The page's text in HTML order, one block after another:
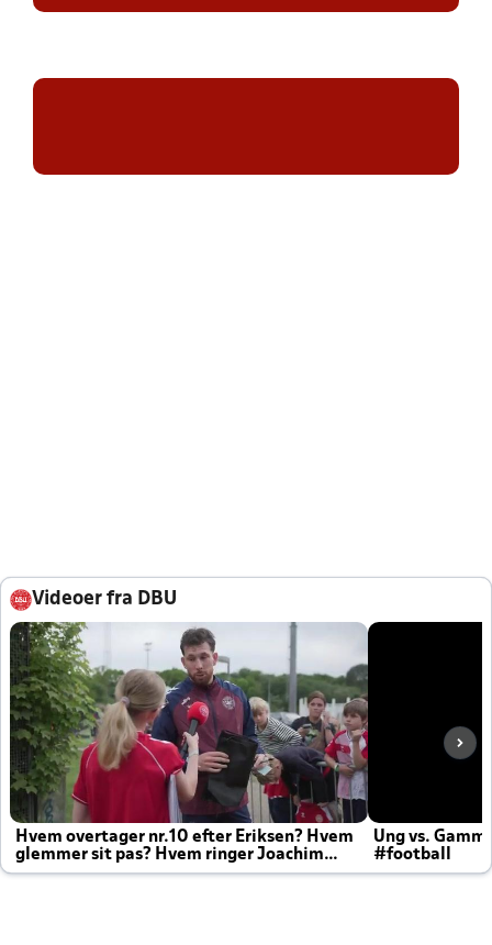
Videoer fra DBU
Hvem overtager nr.10 efter Eriksen? Hvem
glemmer sit pas? Hvem ringer Joachim
altid til efter kampe?
Ung vs.
#football